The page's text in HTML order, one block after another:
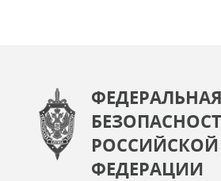
РОССИЙСКОЙ
ФЕДЕРАЦИИ